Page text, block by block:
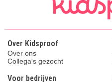
Over Kidsproof
Over ons
Collega's gezocht
Voor bedrijven